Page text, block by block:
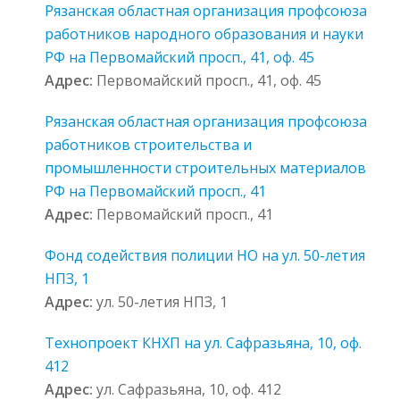
Рязанская областная организация профсоюза
работников народного образования и науки
РФ на Первомайский просп., 41, оф. 45
Адрес: Первомайский просп., 41, оф. 45
Рязанская областная организация профсоюза
работников строительства и
промышленности строительных материалов
РФ на Первомайский просп., 41
Адрес: Первомайский просп., 41
Фонд содействия полиции НО на ул. 50-летия
НПЗ, 1
Адрес: ул. 50-летия НПЗ, 1
Технопроект КНХП на ул. Сафразьяна, 10, оф.
412
Адрес: ул. Сафразьяна, 10, оф. 412